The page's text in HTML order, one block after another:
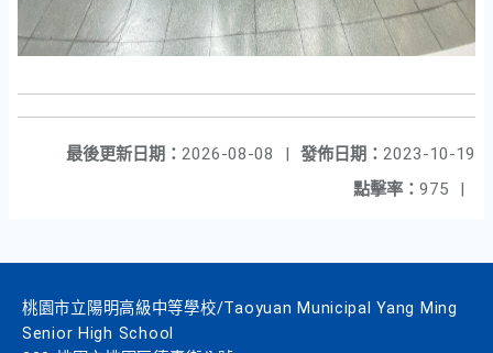
發佈日期： 2023-10-19
最後更新日期： 2026-08-08
|
點擊率： 975 |
桃園市立陽明高級中等學校/Taoyuan Municipal Yang Ming
Senior High School